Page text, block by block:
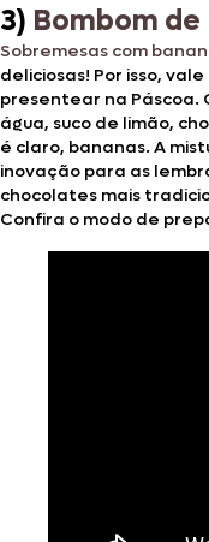
3) Bombom de
Sobremesas com
deliciosas! Por isso,
presentear na Páscoa.
água, suco de limão,
é claro, bananas. A
inovação para as
chocolates mais
Confira o modo de